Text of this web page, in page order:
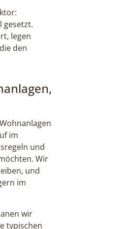
gesetzt.
legen
den
im
und
Wir
und
im
wir
typischen